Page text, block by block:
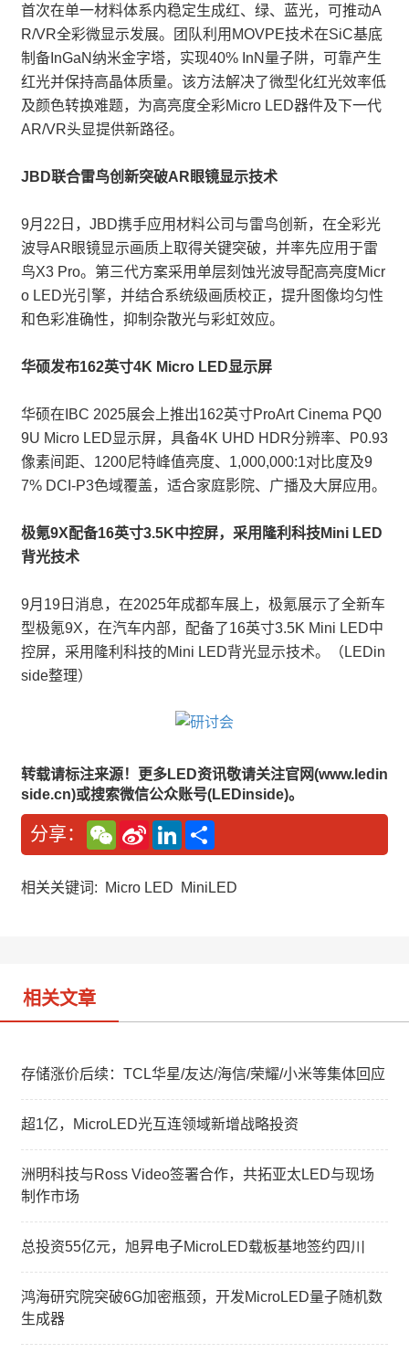
首次在单一材料体系内稳定生成红、绿、蓝光，可推动A
R/VR全彩微显示发展。团队利用MOVPE技术在SiC基底
制备InGaN纳米金字塔，实现40% InN量子阱，可靠产生
红光并保持高晶体质量。该方法解决了微型化红光效率低
及颜色转换难题，为高亮度全彩Micro LED器件及下一代
AR/VR头显提供新路径。
JBD联合雷鸟创新突破AR眼镜显示技术
9月22日，JBD携手应用材料公司与雷鸟创新，在全彩光
波导AR眼镜显示画质上取得关键突破，并率先应用于雷
鸟X3 Pro。第三代方案采用单层刻蚀光波导配高亮度Micr
o LED光引擎，并结合系统级画质校正，提升图像均匀性
和色彩准确性，抑制杂散光与彩虹效应。
华硕发布162英寸4K Micro LED显示屏
华硕在IBC 2025展会上推出162英寸ProArt Cinema PQ0
9U Micro LED显示屏，具备4K UHD HDR分辨率、P0.93
像素间距、1200尼特峰值亮度、1,000,000:1对比度及9
7% DCI-P3色域覆盖，适合家庭影院、广播及大屏应用。
极氪9X配备16英寸3.5K中控屏，采用隆利科技Mini LED
背光技术
9月19日消息，在2025年成都车展上，极氪展示了全新车
型极氪9X，在汽车内部，配备了16英寸3.5K Mini LED中
控屏，采用隆利科技的Mini LED背光显示技术。（LEDin
side整理）
转载请标注来源！更多LED资讯敬请关注官网(www.ledin
side.cn)或搜索微信公众账号(LEDinside)。
分享：
W
e
C
a
S
n
W
L
n
e
相关关键词: Micro LED MiniLED
相关文章
存储涨价后续：TCL华星/友达/海信/荣耀/小米等集体回应
超1亿，MicroLED光互连领域新增战略投资
洲明科技与Ross Video签署合作，共拓亚太LED与现场
制作市场
总投资55亿元，旭昇电子MicroLED载板基地签约四川
鸿海研究院突破6G加密瓶颈，开发MicroLED量子随机数
生成器